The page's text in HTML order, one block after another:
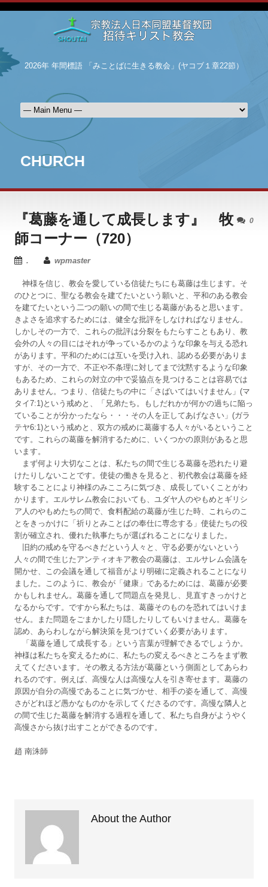
2026年 年間標語 「みことばに生きる教会」(ヤコブ１章22節）
CHURCH
0
『葛藤を通して成長します』 牧
師コーナー（720）
. wpmaster
神様を信じ、教会を愛している信徒たちにも葛藤は生じます。そ
のひとつに、聖なる教会を建てたいという願いと、平和のある教会
を建てたいという二つの願いの間で生じる葛藤があると思います。
きよさを追求するためには、健全な批評をしなければなりません。
しかしその一方で、これらの批評は分裂をもたらすこともあり、教
会外の人々の目にはそれが争っているかのような印象を与える恐れ
があります。平和のためには互いを受け入れ、認める必要がありま
すが、その一方で、不正や不条理に対してまで沈黙するような印象
もあるため、これらの対立の中で妥協点を見つけることは容易では
ありません。つまり、信徒たちの中に「さばいてはいけません」(マ
タイ7:1)という戒めと、「兄弟たち。もしだれかが何かの過ちに陥っ
ていることが分かったなら・・・その人を正してあげなさい」(ガラ
テヤ6:1)という戒めと、双方の戒めに葛藤する人々がいるということ
です。これらの葛藤を解消するために、いくつかの原則があると思
います。
まず何より大切なことは、私たちの間で生じる葛藤を恐れたり避
けたりしないことです。使徒の働きを見ると、初代教会は葛藤を経
験することにより神様のみこころに気づき、成長していくことがわ
かります。エルサレム教会においても、ユダヤ人のやもめとギリシ
ア人のやもめたちの間で、食料配給の葛藤が生じた時、これらのこ
とをきっかけに「祈りとみことばの奉仕に専念する」使徒たちの役
割が確立され、優れた執事たちが選ばれることになりました。
旧約の戒めを守るべきだという人々と、守る必要がないという
人々の間で生じたアンティオキア教会の葛藤は、エルサレム会議を
開かせ、この会議を通して福音がより明確に定義されることになり
ました。このように、教会が「健康」であるためには、葛藤が必要
かもしれません。葛藤を通して問題点を発見し、見直すきっかけと
なるからです。ですから私たちは、葛藤そのものを恐れてはいけま
せん。また問題をごまかしたり隠したりしてもいけません。葛藤を
認め、あらわしながら解決策を見つけていく必要があります。
「葛藤を通して成長する」という言葉が理解できるでしょうか。
神様は私たちを変えるために、私たちの変えるべきところをまず教
えてくださいます。その教える方法が葛藤という側面としてあらわ
れるのです。例えば、高慢な人は高慢な人を引き寄せます。葛藤の
原因が自分の高慢であることに気づかせ、相手の姿を通して、高慢
さがどれほど愚かなものかを示してくださるのです。高慢な隣人と
の間で生じた葛藤を解消する過程を通して、私たち自身がようやく
高慢さから抜け出すことができるのです。
趙 南洙師
About the Author